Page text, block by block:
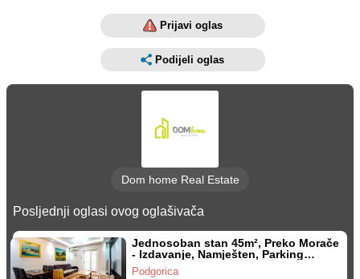
Prijavi oglas
Podijeli oglas
Dom home Real Estate
Posljednji oglasi ovog oglašivača
Jednosoban stan 45m², Preko Morače
- Izdavanje, Namješten, Parking
mjesto
Podgorica